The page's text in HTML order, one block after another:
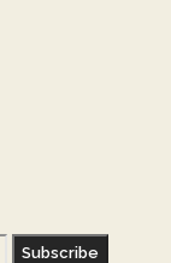
Subscribe